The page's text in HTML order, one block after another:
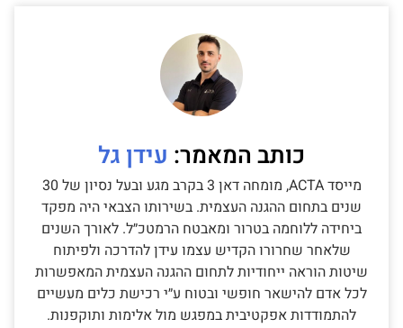
עידן גל
מייסד ACTA, מומחה דאן 3 בקרב מגע ובעל נסיון של 30
שנים בתחום ההגנה העצמית. בשירותו הצבאי היה מפקד
ביחידה ללוחמה בטרור ומאבטח הרמטכ״ל. לאורך השנים
שלאחר שחרורו הקדיש עצמו עידן להדרכה ולפיתוח
שיטות הוראה ייחודיות לתחום ההגנה העצמית המאפשרות
לכל אדם להישאר חופשי ובטוח ע״י רכישת כלים מעשיים
להתמודדות אפקטיבית במפגש מול אלימות ותוקפנות.